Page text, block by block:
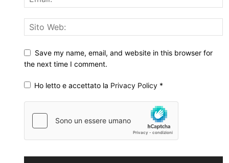
Save my name, email, and website in this browser for
the next time I comment.
Ho letto e accettato la Privacy Policy *